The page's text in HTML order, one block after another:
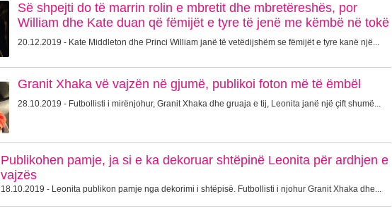
Së shpejti do të marrin rolin e mbretit dhe mbretëreshës, por
William dhe Kate duan që fëmijët e tyre të jenë me këmbë në tokë
20.12.2019 - Kate Middleton dhe Princi William janë të vetëdijshëm se fëmijët e tyre kanë një...
Granit Xhaka vë vajzën në gjumë, publikoi foton më të ëmbël
28.10.2019 - Futbollisti i mirënjohur, Granit Xhaka dhe gruaja e tij, Leonita janë një çift shumë...
Publikohen pamje, ja si e ka dekoruar shtëpinë Leonita për ardhjen e
vajzës
18.10.2019 - Leonita publikon pamje nga dekorimi i shtëpisë. Futbollisti i njohur Granit Xhaka dhe...